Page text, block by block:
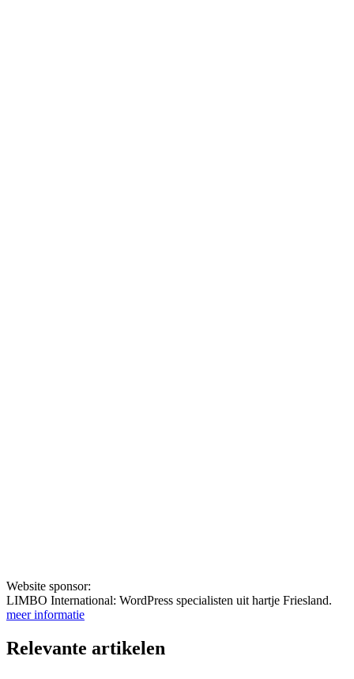
Website sponsor:
LIMBO International: WordPress specialisten uit hartje Friesland.
meer informatie
Relevante artikelen